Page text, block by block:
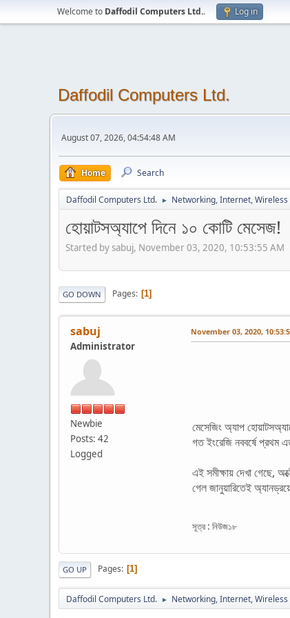
Welcome to Daffodil Computers Ltd.. Log in
Daffodil Computers Ltd.
August 07, 2026, 04:54:48 AM
Home Search
Daffodil Computers Ltd. ► Networking, Internet, Wireless
হোয়াটসঅ্যাপে দিনে ১০ কোটি মেসেজ!
Started by sabuj, November 03, 2020, 10:53:55 AM
GO DOWN Pages 1
sabuj
Administrator
Newbie
Posts: 42
Logged
November 03, 2020,
মেসেজিং অ্যাপ
গত ইংরেজি নববর্ষে প্রথম
এই সমীক্ষায় দেখা গেছে,
গেল জানুয়ারিতেই
সূত্র : নিউজ১৮
GO UP Pages 1
Daffodil Computers Ltd. ► Networking, Internet, Wireless